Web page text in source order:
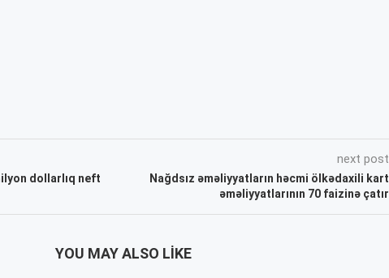
dollarlıq neft
next post
Nağdsız əməliyyatların həcmi ölkədaxili kart
əməliyyatlarının 70 faizinə çatır
YOU MAY ALSO LIKE